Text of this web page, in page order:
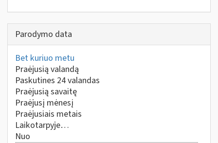
Parodymo data
Bet kuriuo metu
Praėjusią valandą
Paskutines 24 valandas
Praėjusią savaitę
Praėjusį mėnesį
Praėjusiais metais
Laikotarpyje…
Nuo